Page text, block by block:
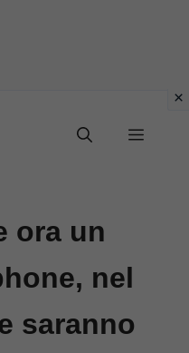
Menu
ora un
nel
saranno